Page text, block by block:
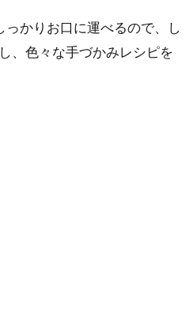
かりお口に運べるので、し
、色々な手づかみレシピを